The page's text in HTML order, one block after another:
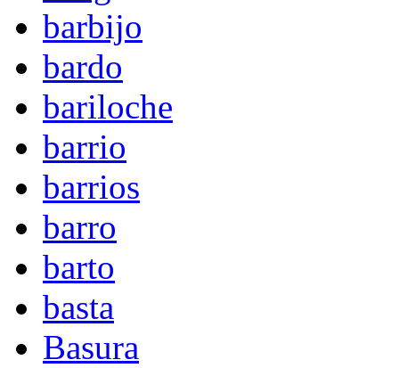
barbijo
bardo
bariloche
barrio
barrios
barro
barto
basta
Basura